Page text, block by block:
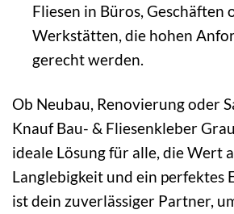
Fliesen in Büros, Geschäften
Werkstätten, die hohen
gerecht werden.
Ob Neubau, Renovierung oder
Knauf Bau- & Fliesenkleber
ideale Lösung für alle, die Wert
Langlebigkeit und ein perfektes
ist dein zuverlässiger Partner,